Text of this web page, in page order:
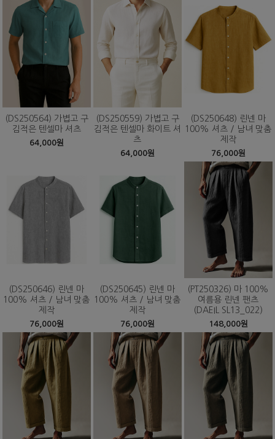
(DS250564) 가볍고 구
김적은 텐셀마 셔츠
64,000원
(DS250559) 가볍고 구
김적은 텐셀마 화이트 셔
츠
64,000원
(DS250648) 린넨 마
100% 셔츠 / 남녀 맞춤
제작
76,000원
(DS250646) 린넨 마
100% 셔츠 / 남녀 맞춤
제작
76,000원
(DS250645) 린넨 마
100% 셔츠 / 남녀 맞춤
제작
76,000원
(PT250326) 마 100%
여름용 린넨 팬츠
(DAEIL SL13_022)
148,000원